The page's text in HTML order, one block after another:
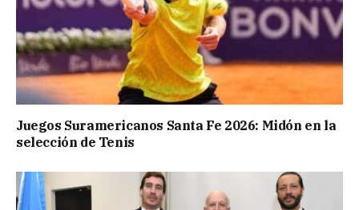
Juegos Suramericanos Santa Fe 2026: Midón en la
selección de Tenis